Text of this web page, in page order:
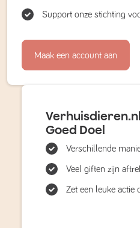
Support onze stichting
Maak een account aan
Goed Doel
Verschillende
Veel giften zijn
Zet een leuke actie